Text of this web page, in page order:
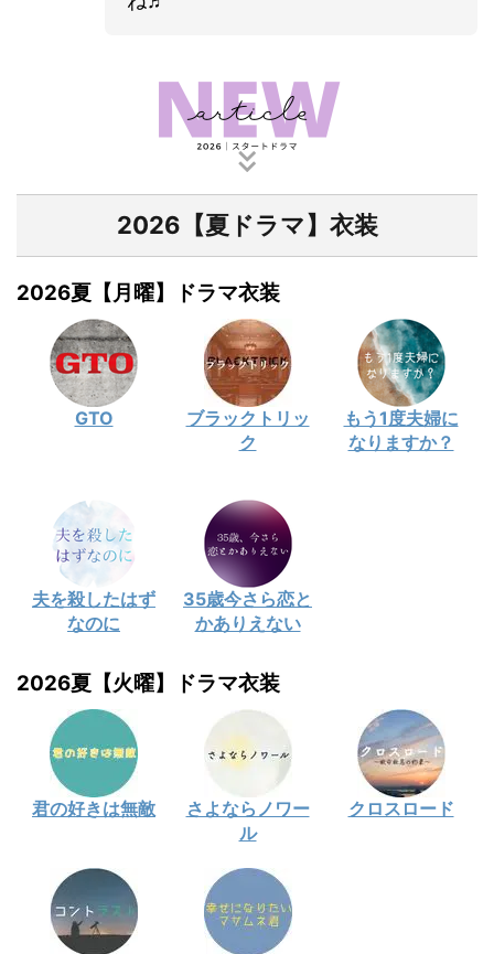
2026【夏ドラマ】衣装
2026夏【月曜】ドラマ衣装
GTO
ブラックトリッ
ク
もう1度夫婦に
なりますか？
夫を殺したはず
なのに
35歳今さら恋と
かありえない
2026夏【火曜】ドラマ衣装
君の好きは無敵
さよならノワー
ル
クロスロード